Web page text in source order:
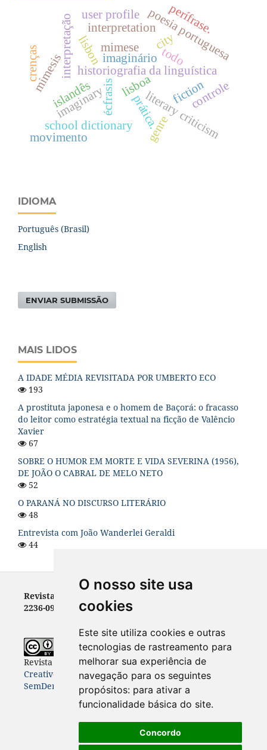
O nosso site usa
cookies
Este site utiliza cookies e outras
tecnologias de rastreamento para
melhorar sua experiência de
navegação para os seguintes
propósitos: para ativar a
funcionalidade básica do site.
Concordo
historiografia da linguística
interpretaçãolisbon city
imaginary
poesia portuguesa
lisboa
imaginário
interpretation
mimesis fiction
literary criticism
mimese
écfrasis prática.
crenças
user profile
school dictionary genre
perífrase.
todo
islandês
movimento
controle
IDIOMA
Português (Brasil)
English
ENVIAR SUBMISSÃO
MAIS LIDOS
A IDADE MÉDIA REVISITADA POR UMBERTO ECO
193
A prostituta japonesa e o homem de Baçorá: o fracasso
do leitor como estratégia textual na ficção de Valêncio
Xavier
67
SOBRE O HUMOR EM MORTE E VIDA SEVERINA (1956),
DE JOÃO O CABRAL DE MELO NETO
52
O PARANÁ NO DISCURSO LITERÁRIO
48
Entrevista com João Wanderlei Geraldi
44
Revista Letras - ISSN 0100-0888 (versão impressa) e
2236-0999 (versão eletrônica)
Revista Letrasestá licenciada com uma Licença
Creative Commons Atribuição-NãoComercial-
SemDerivações 4.0 Internacional .